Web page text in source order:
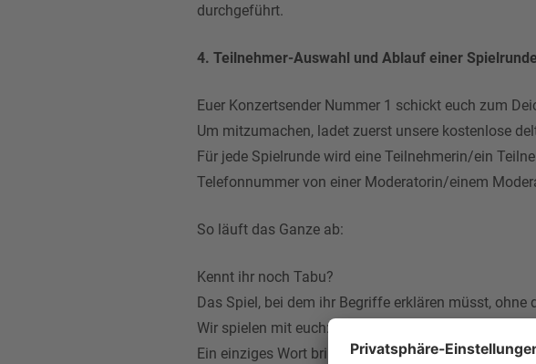
durchgeführt.
4. Teilnehmer-Auswahl und Ablauf einer Spielrunde
Euer Konzertsender Nummer 1 schickt euch zum
Um mitzumachen, ladet zuerst unsere kostenlose
Für jede Spielrunde wird eine Teilnehmerin/ein
Telefonnummer von einer Moderatorin/einem
So läuft das Ganze ab:
Kennt ihr noch Tabu?
Das Spiel, bei dem ihr Begriffe erklären müsst, ohne
Wir spielen mit euch: „Ticket-Tabu! Ein Wort und dort“!
Ein einziges Wort bringt euch und eure/n „Buddy“